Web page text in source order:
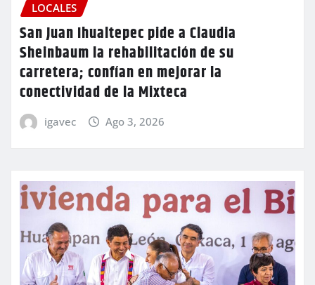
LOCALES
San Juan Ihualtepec pide a Claudia
Sheinbaum la rehabilitación de su
carretera; confían en mejorar la
conectividad de la Mixteca
igavec Ago 3, 2026